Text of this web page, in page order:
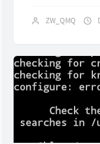
ZW_QMQ